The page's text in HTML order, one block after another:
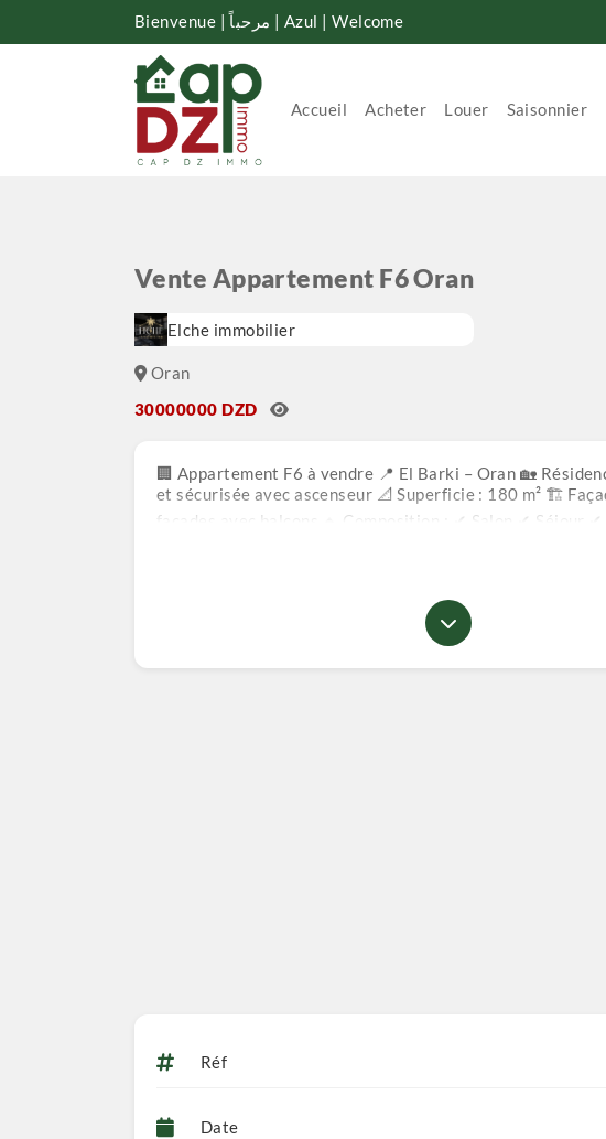
Bienvenue | مرحباً | Azul | Welcome
Accueil Acheter Louer Saisonnier
Vente Appartement F6 Oran
Elche immobilier
Oran
30000000 DZD
🏢 Appartement F6 à vendre 📍 El Barki – Oran 🏡
et sécurisée avec ascenseur 📐 Superficie : 180 m² 🏗️
façades avec balcons 🔹 Composition : ✔ Salon ✔ Séjour
Réf
Date